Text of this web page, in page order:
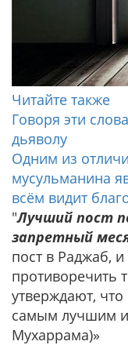
Читайте также
Говоря эти
дьяволу
Одним из
мусульманина
всём видит
"Лучший пост
запретный
пост в Раджаб,
противоречить
утверждают,
самым лучшим
Мухаррама)»